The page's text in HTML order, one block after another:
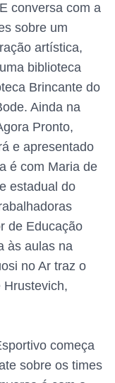
conversa com a
sobre um
artística,
biblioteca
Brincante do
Ainda na
Pronto,
e apresentado
é com Maria de
estadual do
de Educação
às aulas na
no Ar traz o
Hrustevich,
começa
sobre os times